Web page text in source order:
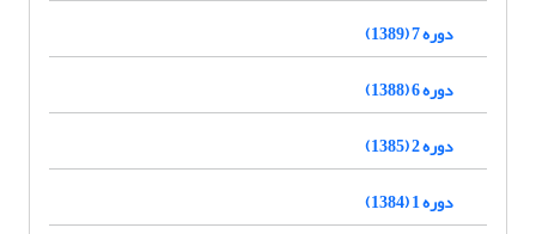
دوره 7 (1389)
دوره 6 (1388)
دوره 2 (1385)
دوره 1 (1384)